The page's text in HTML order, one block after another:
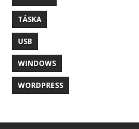
TÁSKA
USB
WINDOWS
WORDPRESS